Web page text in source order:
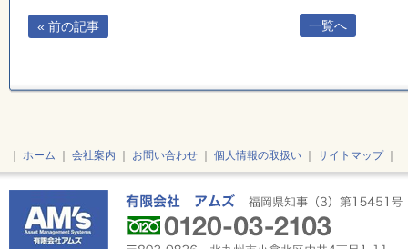
一覧へ
« 前の記事
｜ ホーム ｜ 会社案内 ｜ お問い合わせ ｜ 個人情報の取扱い ｜ サイトマップ｜